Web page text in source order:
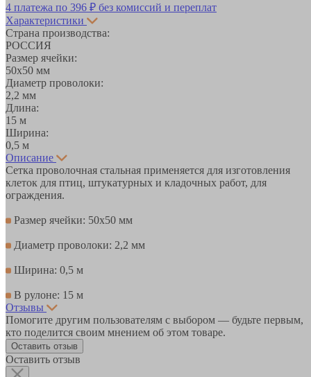
4 платежа по 396 ₽ без комиссий и переплат
Характеристики
Страна производства:
РОССИЯ
Размер ячейки:
50х50 мм
Диаметр проволоки:
2,2 мм
Длина:
15 м
Ширина:
0,5 м
Описание
Сетка проволочная стальная применяется для изготовления
клеток для птиц, штукатурных и кладочных работ, для
ограждения.
Размер ячейки: 50х50 мм
Диаметр проволоки: 2,2 мм
Ширина: 0,5 м
В рулоне: 15 м
Отзывы
Помогите другим пользователям с выбором — будьте первым,
кто поделится своим мнением об этом товаре.
Оставить отзыв
Оставить отзыв